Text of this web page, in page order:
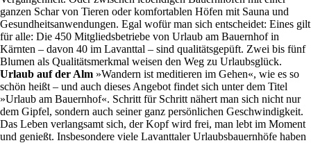
ganzen Schar von Tieren oder komfortablen Höfen mit Sauna und
Gesundheitsanwendungen. Egal wofür man sich entscheidet: Eines gilt
für alle: Die 450 Mitgliedsbetriebe von Urlaub am Bauernhof in
Kärnten – davon 40 im Lavanttal – sind qualitätsgepüft. Zwei bis fünf
Blumen als Qualitätsmerkmal weisen den Weg zu Urlaubsglück.
Urlaub auf der Alm »Wandern ist meditieren im Gehen«, wie es so
schön heißt – und auch dieses Angebot findet sich unter dem Titel
»Urlaub am Bauernhof«. Schritt für Schritt nähert man sich nicht nur
dem Gipfel, sondern auch seiner ganz persönlichen Geschwindigkeit.
Das Leben verlangsamt sich, der Kopf wird frei, man lebt im Moment
und genießt. Insbesondere viele Lavanttaler Urlaubsbauernhöfe haben